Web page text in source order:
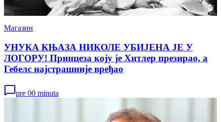
Магазин
УНУКА КЊАЗА НИКОЛЕ УБИЈЕНА ЈЕ У
ЛОГОРУ! Принцеза коју је Хитлер презирао, а
Гебелс најстрашније вређао
pre 00 minuta